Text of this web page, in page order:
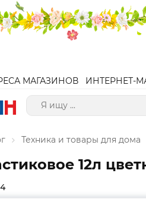
МАГАЗИНОВ ИНТЕРНЕТ-
Техника и товары для дома
12л